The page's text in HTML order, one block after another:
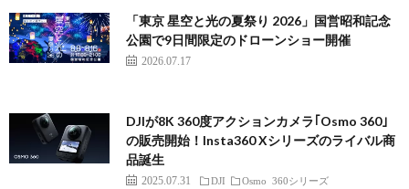
「東京 星空と光の夏祭り 2026」国営昭和記念
公園で9日間限定のドローンショー開催
2026.07.17
DJIが8K 360度アクションカメラ｢Osmo 360｣
の販売開始！Insta360 Xシリーズのライバル商
品誕生
2025.07.31 DJI Osmo 360シリーズ